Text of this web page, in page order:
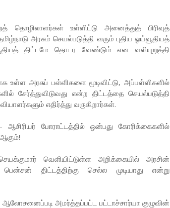
தொழிலாளர்கள் உள்ளிட்டு அனைத்துத் பிரிவுத்
அரசும் செயல்படுத்தி வரும் புதிய ஓய்வூதியத்
திட்டமே தொடர வேண்டும் என வலியுறுத்தி
உள்ள அரசுப் பள்ளிகளை மூடிவிட்டு, அப்பள்ளிகளில்
சேர்த்துவிடுவது என்ற திட்டத்தை செயல்படுத்தி
எதிர்த்து வருகிறார்கள்.
போராட்டத்தில் ஒன்பது கோரிக்கைகளில்
வெளியிட்டுள்ள அறிக்கையில் அரசின்
திட்டத்திற்கு செல்ல முடியாது என்று
ஆலோசனைப்படி அமர்த்தப்பட்ட பட்டாச்சார்யா குழுவின்